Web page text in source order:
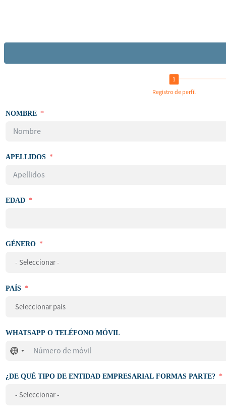
Registro de perfil
NOMBRE
APELLIDOS
EDAD
GÉNERO
PAÍS
WHATSAPP O TELÉFONO MÓVIL
No
ha
seleccionado
ningún
¿DE QUÉ TIPO DE ENTIDAD EMPRESARIAL FORMAS PARTE?